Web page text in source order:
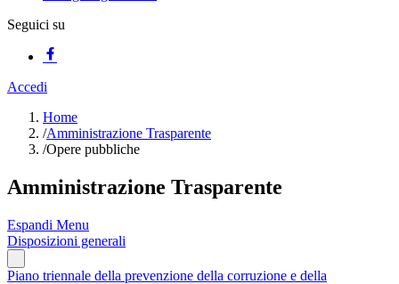
Seguici su
Accedi
Home
/Amministrazione Trasparente
/Opere pubbliche
Amministrazione Trasparente
Espandi Menu
Disposizioni generali
Piano triennale della prevenzione della corruzione e della